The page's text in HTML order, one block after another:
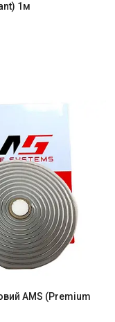
1м
AMS (Premium